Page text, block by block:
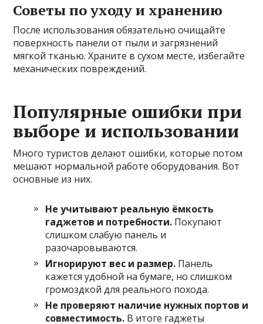
Советы по уходу и хранению
После использования обязательно очищайте
поверхность панели от пыли и загрязнений
мягкой тканью. Храните в сухом месте, избегайте
механических повреждений.
Популярные ошибки при
выборе и использовании
Много туристов делают ошибки, которые потом
мешают нормальной работе оборудования. Вот
основные из них.
Не учитывают реальную ёмкость
гаджетов и потребности. Покупают
слишком слабую панель и
разочаровываются.
Игнорируют вес и размер. Панель
кажется удобной на бумаге, но слишком
громоздкой для реального похода.
Не проверяют наличие нужных портов и
совместимость. В итоге гаджеты